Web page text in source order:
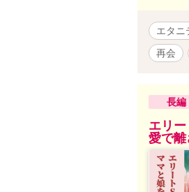
エタニ
再会
長編
エリ
愛で